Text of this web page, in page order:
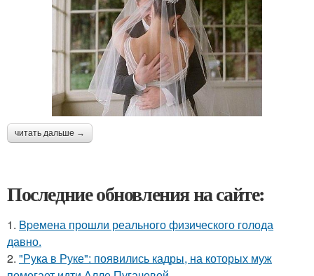
читать дальше →
Последние обновления на сайте:
1. Bpeмена прошли реального физического голода
давно.
2. "Рука в Руке": появились кадры, на которых муж